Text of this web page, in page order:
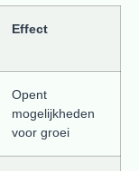
Effect
Opent
mogelijkheden
voor groei